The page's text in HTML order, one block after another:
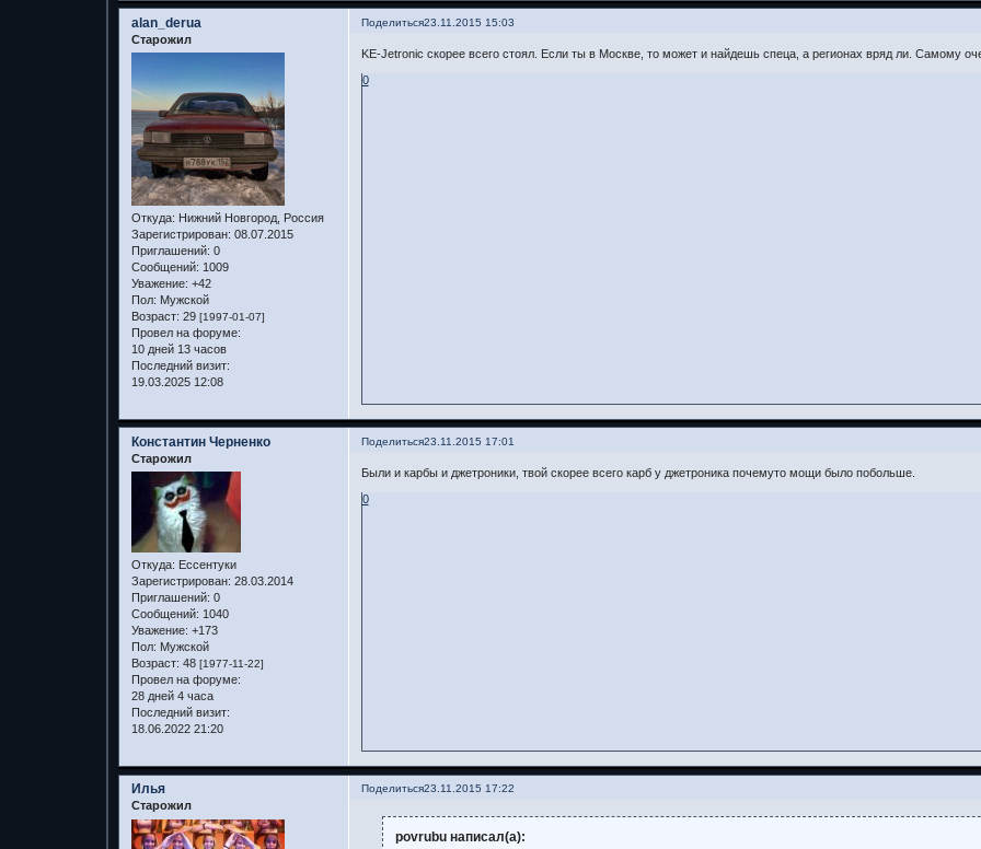
Поделиться23.11.2015 15:03
alan_derua
Старожил
Откуда: Нижний Новгород, Россия
Зарегистрирован: 08.07.2015
Приглашений: 0
Сообщений: 1009
Уважение: +42
Пол: Мужской
Возраст: 29 [1997-01-07]
Провел на форуме:
10 дней 13 часов
Последний визит:
19.03.2025 12:08
KE-Jetronic скорее всего стоял. Если ты в Москве, то может и найдешь спеца, а регионах вряд ли. Самому
0
Поделиться23.11.2015 17:01
Константин Черненко
Старожил
Откуда: Ессентуки
Зарегистрирован: 28.03.2014
Приглашений: 0
Сообщений: 1040
Уважение: +173
Пол: Мужской
Возраст: 48 [1977-11-22]
Провел на форуме:
28 дней 4 часа
Последний визит:
18.06.2022 21:20
Были и карбы и джетроники, твой скорее всего карб у джетроника почемуто мощи было побольше.
0
Поделиться23.11.2015 17:22
Илья
Старожил
povrubu написал(а):